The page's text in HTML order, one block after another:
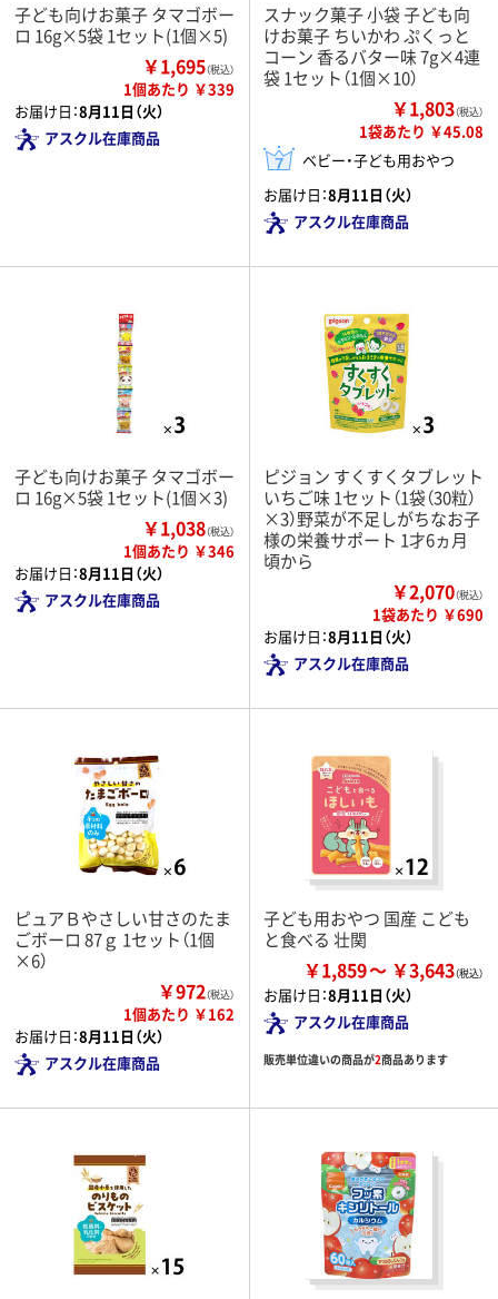
子ども向けお菓子 タマゴボー
ロ 16g×5袋 1セット(1個×5)
￥1,695（税込）
1個あたり ￥339
お届け日：8月11日（火）
アスクル在庫商品
スナック菓子 小袋 子ども向
けお菓子 ちいかわ ぷくっと
コーン 香るバター味 7g×4連
袋 1セット（1個×10）
￥1,803（税込）
1袋あたり ￥45.08
ベビー・子ども用おやつ
お届け日：8月11日（火）
アスクル在庫商品
子ども向けお菓子 タマゴボー
ロ 16g×5袋 1セット(1個×3)
￥1,038（税込）
1個あたり ￥346
お届け日：8月11日（火）
アスクル在庫商品
ピジョン すくすくタブレット
いちご味 1セット（1袋（30粒）
×3）野菜が不足しがちなお子
様の栄養サポート 1才6ヵ月
頃から
￥2,070（税込）
1袋あたり ￥690
お届け日：8月11日（火）
アスクル在庫商品
ピュアＢやさしい甘さのたま
ごボーロ 87ｇ 1セット（1個
×6）
￥972（税込）
1個あたり ￥162
お届け日：8月11日（火）
アスクル在庫商品
子ども用おやつ 国産 こども
と食べる 壮関
￥1,859 ￥3,643
お届け日：8月11日（火）
アスクル在庫商品
販売単位違いの商品が2商品あります